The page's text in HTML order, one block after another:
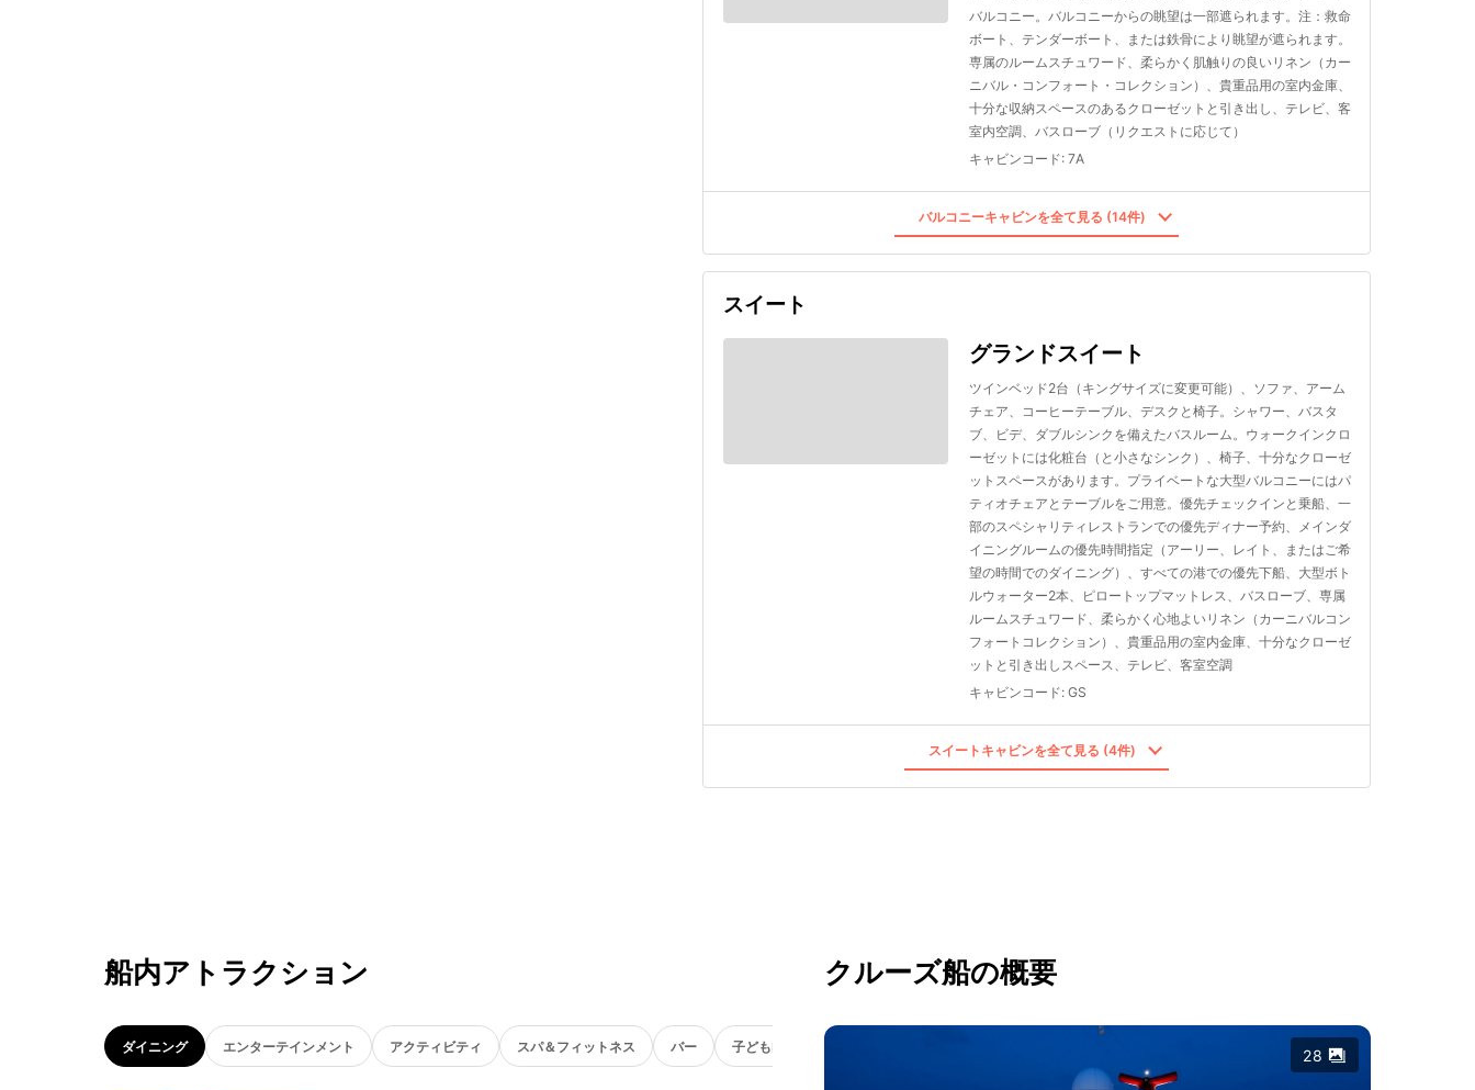
バルコニー。バルコニーからの眺望は一部遮られます。注：救命
ボート、テンダーボート、または鉄骨により眺望が遮られます。
専属のルームスチュワード、柔らかく肌触りの良いリネン（カー
ニバル・コンフォート・コレクション）、貴重品用の室内金庫、
十分な収納スペースのあるクローゼットと引き出し、テレビ、客
室内空調、バスローブ（リクエストに応じて）
キャビンコード: 7A
バルコニーキャビンを全て見る (14件)
スイート
グランドスイート
ツインベッド2台（キングサイズに変更可能）、ソファ、アーム
チェア、コーヒーテーブル、デスクと椅子。シャワー、バスタ
ブ、ビデ、ダブルシンクを備えたバスルーム。ウォークインクロ
ーゼットには化粧台（と小さなシンク）、椅子、十分なクローゼ
ットスペースがあります。プライベートな大型バルコニーにはパ
ティオチェアとテーブルをご用意。優先チェックインと乗船、一
部のスペシャリティレストランでの優先ディナー予約、メインダ
イニングルームの優先時間指定（アーリー、レイト、またはご希
望の時間でのダイニング）、すべての港での優先下船、大型ボト
ルウォーター2本、ピロートップマットレス、バスローブ、専属
ルームスチュワード、柔らかく心地よいリネン（カーニバルコン
フォートコレクション）、貴重品用の室内金庫、十分なクローゼ
ットと引き出しスペース、テレビ、客室空調
キャビンコード: GS
スイートキャビンを全て見る (4件)
船内アトラクション
ダイニング エンターテインメント アクティビティ スパ＆フィットネス バー 子ども向け
クルーズ船の概要
28